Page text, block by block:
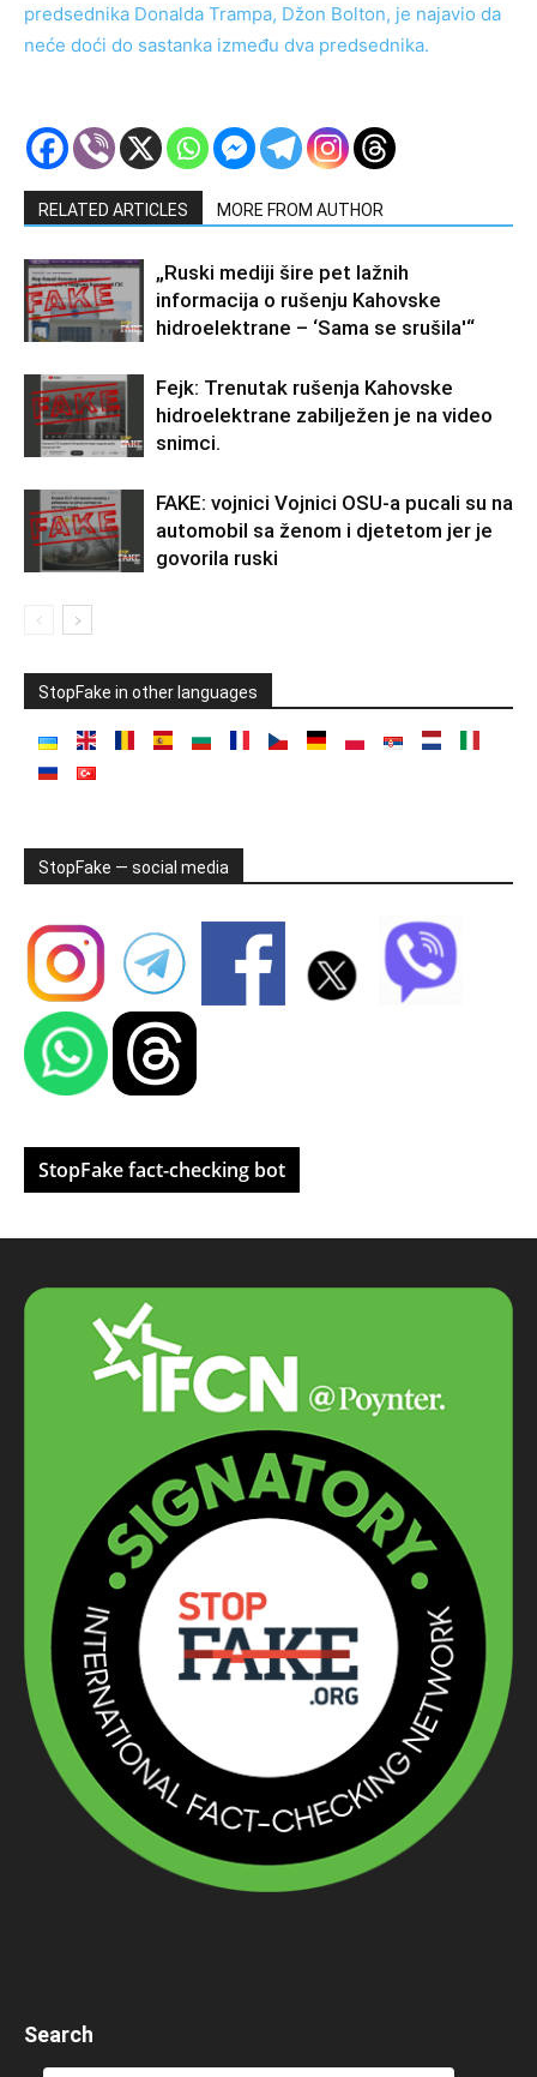
predsednika Donalda Trampa, Džon Bolton, je najavio da
neće doći do sastanka između dva predsednika.
RELATED ARTICLES MORE FROM AUTHOR
„Ruski mediji šire pet lažnih
informacija o rušenju Kahovske
hidroelektrane – ‘Sama se srušila'“
Fejk: Trenutak rušenja Kahovske
hidroelektrane zabilježen je na video
snimci.
FAKE: vojnici Vojnici OSU-a pucali su na
automobil sa ženom i djetetom jer je
govorila ruski
StopFake in other languages
StopFake — social media
StopFake fact-checking bot
Search